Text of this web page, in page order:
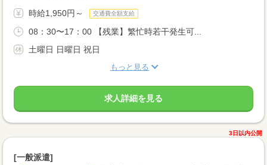
時給1,950円～ 交通費全額支給
08：30〜17：00 【残業】繁忙時若干発生可...
土曜日 日曜日 祝日
もっと見る
求人詳細を見る
3日以内公開
[一般派遣]